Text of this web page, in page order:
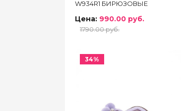
W934R1 БИРЮЗОВЫЕ
Цена: 990.00 руб.
1790.00 руб.
34%